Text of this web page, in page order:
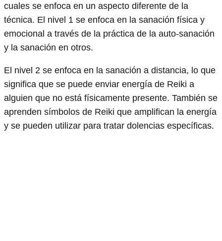
cuales se enfoca en un aspecto diferente de la
técnica. El nivel 1 se enfoca en la sanación física y
emocional a través de la práctica de la auto-sanación
y la sanación en otros.
El nivel 2 se enfoca en la sanación a distancia, lo que
significa que se puede enviar energía de Reiki a
alguien que no está físicamente presente. También se
aprenden símbolos de Reiki que amplifican la energía
y se pueden utilizar para tratar dolencias específicas.